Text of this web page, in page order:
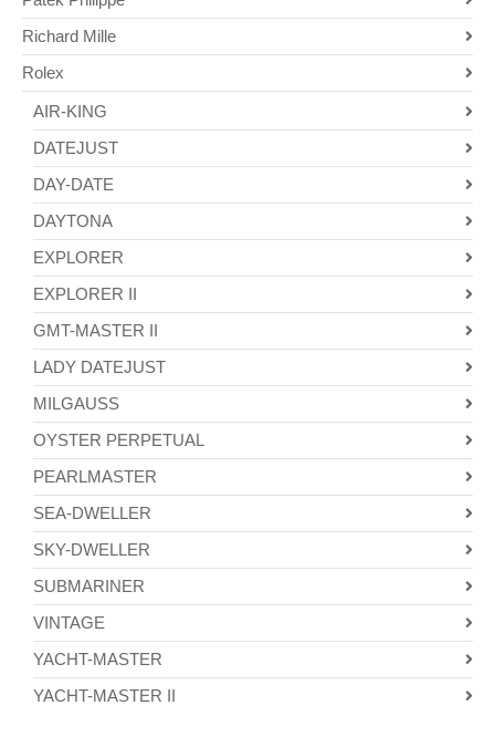
Richard Mille
Rolex
AIR-KING
DATEJUST
DAY-DATE
DAYTONA
EXPLORER
EXPLORER II
GMT-MASTER II
LADY DATEJUST
MILGAUSS
OYSTER PERPETUAL
PEARLMASTER
SEA-DWELLER
SKY-DWELLER
SUBMARINER
VINTAGE
YACHT-MASTER
YACHT-MASTER II